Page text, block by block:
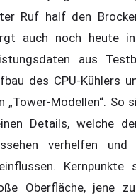
Ruf half den
auch noch heute
aus
des CPU-Kühlers
„Tower-Modellen“. So
Details, welche
verhelfen
Oberfläche, jene